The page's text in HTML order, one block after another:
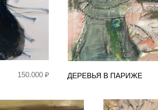
ДЕРЕВЬЯ В ПАРИЖЕ
150.000 ₽